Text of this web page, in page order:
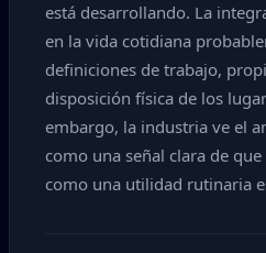
está desarrollando. La
en la vida cotidiana
definiciones de trabajo,
disposición física de los
embargo, la industria ve el
como una señal clara de
como una utilidad rutinaria